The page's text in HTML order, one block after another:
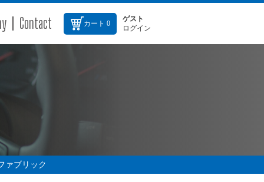
Contact カート 0
ゲスト
ログイン
ァブリック